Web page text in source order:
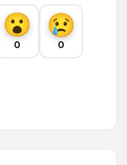
0 0